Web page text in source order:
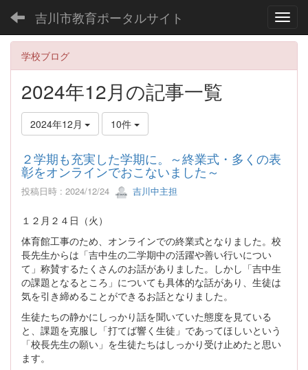
吉川市教育ポータルサイト
学校ブログ
2024年12月の記事一覧
2024年12月 10件
２学期も充実した学期に。～終業式・多くの表
彰をオンラインでおこないました～
投稿日時 : 2024/12/24 吉川中主担
１２月２４日（火）
体育館工事のため、オンラインでの終業式となりました。校
長先生からは「吉中生の二学期中の活躍や善い行いについ
て」称賛するたくさんのお話がありました。しかし「吉中生
の課題となるところ」についても具体的な話があり、生徒は
気を引き締めることができるお話となりました。
生徒たちの静かにしっかり話を聞いていた態度を見ている
と、課題を克服し「打てば響く生徒」であってほしいという
「校長先生の願い」を生徒たちはしっかり受け止めたと思い
ます。